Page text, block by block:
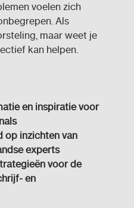
voelen zich
Als
maar weet je
kan helpen.
en inspiratie voor
op inzichten van
experts
voor de
en